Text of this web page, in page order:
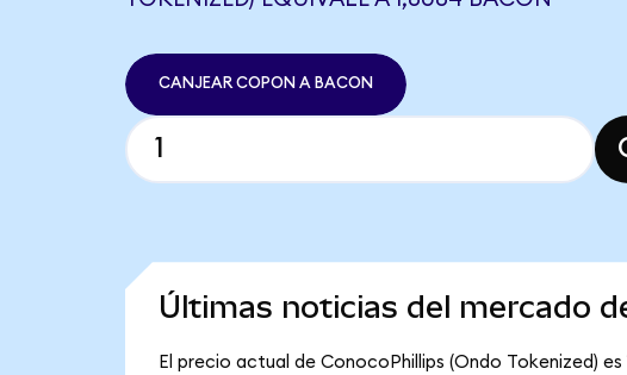
CANJEAR COPON A BACON
Últimas noticias del mercado
El precio actual de ConocoPhillips (Ondo Tokenized) es